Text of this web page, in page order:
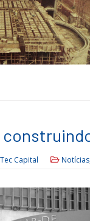
Tec Capital Notícias